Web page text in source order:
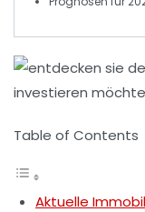
Table of Contents
Aktuelle